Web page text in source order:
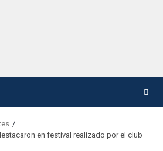
en festival realizado por el club